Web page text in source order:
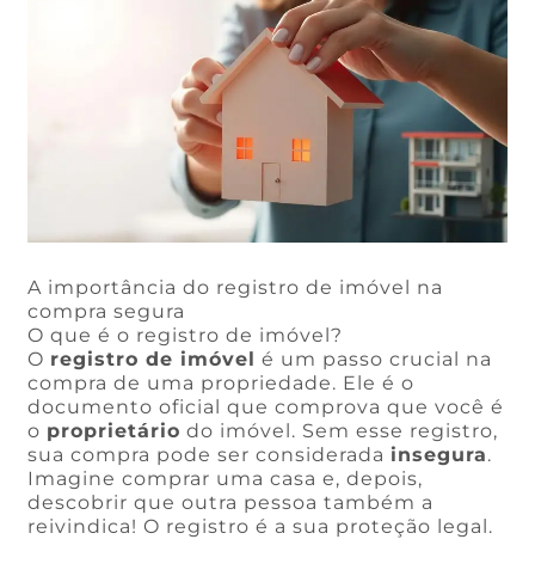
A importância do registro de imóvel na
compra segura
O que é o registro de imóvel?
O registro de imóvel é um passo crucial na
compra de uma propriedade. Ele é o
documento oficial que comprova que você é
o proprietário do imóvel. Sem esse registro,
sua compra pode ser considerada insegura.
Imagine comprar uma casa e, depois,
descobrir que outra pessoa também a
reivindica! O registro é a sua proteção legal.